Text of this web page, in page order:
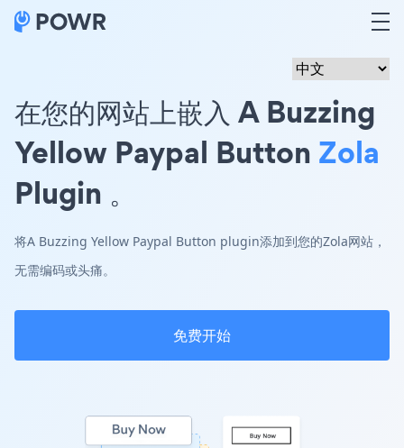
在您的网站上嵌入 A Buzzing
Yellow Paypal Button Zola
Plugin 。
将A Buzzing Yellow Paypal Button plugin添加到您的Zola网站，
无需编码或头痛。
免费开始